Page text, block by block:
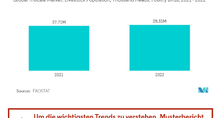
Bild © Mordor Intelligence. Wiederverwendung erfordert Namensnennung gemäß